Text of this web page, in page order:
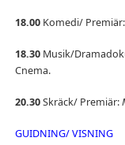
18.00 Komedi/ Premiär:
18.30 Musik/
Cnema.
20.30Skräck/ Premiär:
GUIDNING/ VISNING